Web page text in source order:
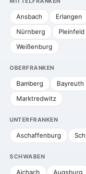
Ansbach Erlangen
Nürnberg
Pleinfeld
Weißenburg
OBERFRANKEN
Bamberg Bayreuth
Marktredwitz
UNTERFRANKEN
Aschaffenburg
SCHWABEN
Aichach Augsburg